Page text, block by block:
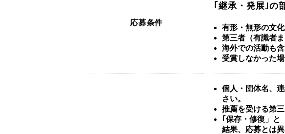
応募条件
｢継承・発展｣の
有形・無形の文
第三者（有識者
海外での活動も
受賞しなかった
個人・団体名、
さい。
推薦を受ける第
｢保存・修復」と
結果、応募とは